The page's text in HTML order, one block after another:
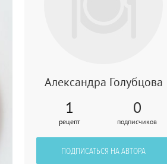
Легкий куриный
суп с вермишелью
Александра Голубцова
1
рецепт
0
подписчиков
ПОДПИСАТЬСЯ НА АВТОРА